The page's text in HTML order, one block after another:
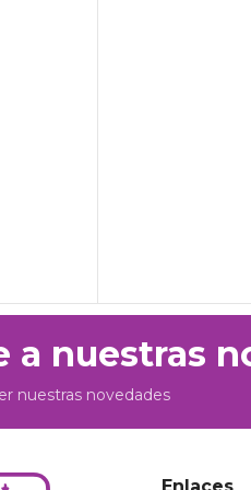
a nuestras
nuestras novedades